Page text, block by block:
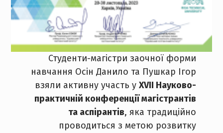
Студенти-магістри заочної форми
навчання Осін Данило та Пушкар Ігор
взяли активну участь у XVII Науково-
практичній конференції магістрантів
та аспірантів, яка традиційно
проводиться з метою розвитку